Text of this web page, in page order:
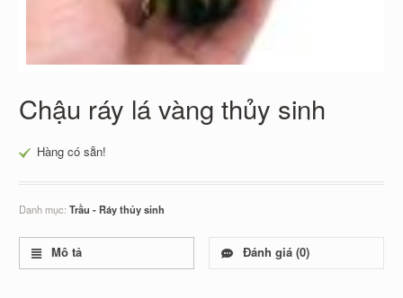
Chậu ráy lá vàng thủy sinh
Hàng có sẵn!
Danh mục:Trầu - Ráy thủy sinh
Mô tả Đánh giá (0)